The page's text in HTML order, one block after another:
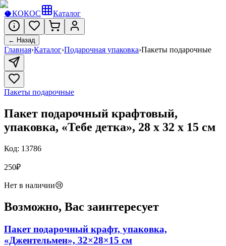
🥥КОКОС Каталог
← Назад
Главная›Каталог›Подарочная упаковка›Пакеты подарочные
Пакеты подарочные
Пакет подарочный крафтовый,
упаковка, «Тебе детка», 28 х 32 х 15 см
Код: 13786
250₽
Нет в наличии😢
Возможно, Вас заинтересует
Пакет подарочный крафт, упаковка,
«Джентельмен», 32×28×15 см